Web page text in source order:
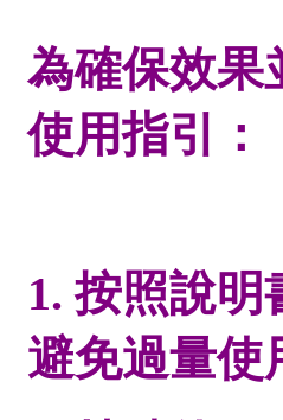
為確保效果
使用指引：
1. 按照說
避免過量使